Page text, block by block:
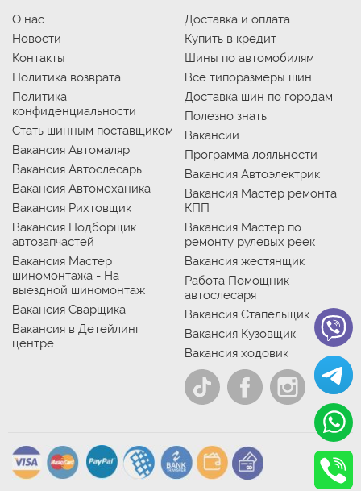
О нас
Новости
Контакты
Политика возврата
Политика
конфиденциальности
Стать шинным поставщиком
Вакансия Автомаляр
Вакансия Автослесарь
Вакансия Автомеханика
Вакансия Рихтовщик
Вакансия Подборщик
автозапчастей
Вакансия Мастер
шиномонтажа - На
выездной шиномонтаж
Вакансия Сварщика
Вакансия в Детейлинг
центре
Доставка и оплата
Купить в кредит
Шины по автомобилям
Все типоразмеры шин
Доставка шин по городам
Полезно знать
Вакансии
Программа лояльности
Вакансия Автоэлектрик
Вакансия Мастер ремонта
КПП
Вакансия Мастер по
ремонту рулевых реек
Вакансия жестянщик
Работа Помощник
автослесаря
Вакансия Стапельщик
Вакансия Кузовщик
Вакансия ходовик